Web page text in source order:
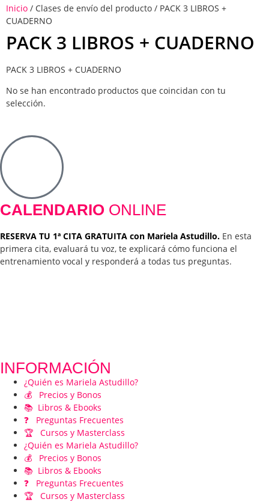
Inicio / Clases de envío del producto / PACK 3 LIBROS +
CUADERNO
PACK 3 LIBROS + CUADERNO
PACK 3 LIBROS + CUADERNO
No se han encontrado productos que coincidan con tu
selección.
CALENDARIO ONLINE
RESERVA TU 1ª CITA GRATUITA con Mariela Astudillo. En esta
primera cita, evaluará tu voz, te explicará cómo funciona el
entrenamiento vocal y responderá a todas tus preguntas.
INFORMACIÓN
¿Quién es Mariela Astudillo?
💰 Precios y Bonos
📚 Libros & Ebooks
❓ Preguntas Frecuentes
🏆 Cursos y Masterclass
¿Quién es Mariela Astudillo?
💰 Precios y Bonos
📚 Libros & Ebooks
❓ Preguntas Frecuentes
🏆 Cursos y Masterclass